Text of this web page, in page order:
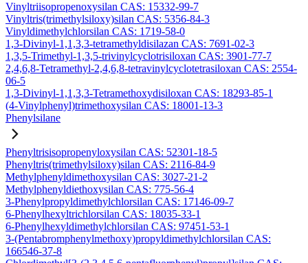
Vinyltriisopropenoxysilan CAS: 15332-99-7
Vinyltris(trimethylsiloxy)silan CAS: 5356-84-3
Vinyldimethylchlorsilan CAS: 1719-58-0
1,3-Divinyl-1,1,3,3-tetramethyldisilazan CAS: 7691-02-3
1,3,5-Trimethyl-1,3,5-trivinylcyclotrisiloxan CAS: 3901-77-7
2,4,6,8-Tetramethyl-2,4,6,8-tetravinylcyclotetrasiloxan CAS: 2554-
06-5
1,3-Divinyl-1,1,3,3-Tetramethoxydisiloxan CAS: 18293-85-1
(4-Vinylphenyl)trimethoxysilan CAS: 18001-13-3
Phenylsilane
Phenyltrisisopropenyloxysilan CAS: 52301-18-5
Phenyltris(trimethylsiloxy)silan CAS: 2116-84-9
Methylphenyldimethoxysilan CAS: 3027-21-2
Methylphenyldiethoxysilan CAS: 775-56-4
3-Phenylpropyldimethylchlorsilan CAS: 17146-09-7
6-Phenylhexyltrichlorsilan CAS: 18035-33-1
6-Phenylhexyldimethylchlorsilan CAS: 97451-53-1
3-(Pentabromphenylmethoxy)propyldimethylchlorsilan CAS:
166546-37-8